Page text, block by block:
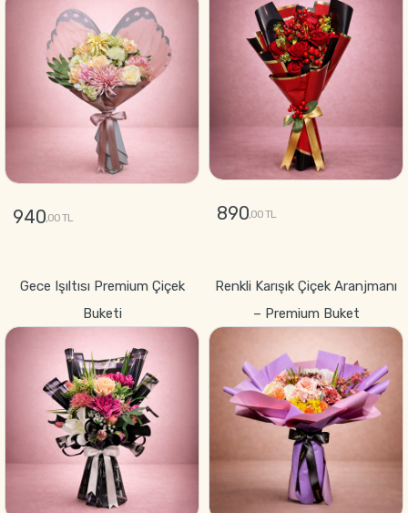
940,00 TL 890,00 TL
Gece Işıltısı Premium Çiçek
Buketi
Renkli Karışık Çiçek Aranjmanı
– Premium Buket